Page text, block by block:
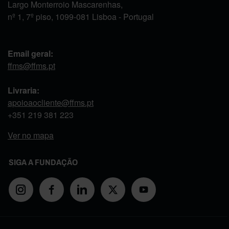
Largo Monterroio Mascarenhas,
nº 1, 7º piso, 1099-081 Lisboa - Portugal
Email geral:
ffms@ffms.pt
Livraria:
apoioaocliente@ffms.pt
+351 219 381 223
Ver no mapa
SIGA A FUNDAÇÃO